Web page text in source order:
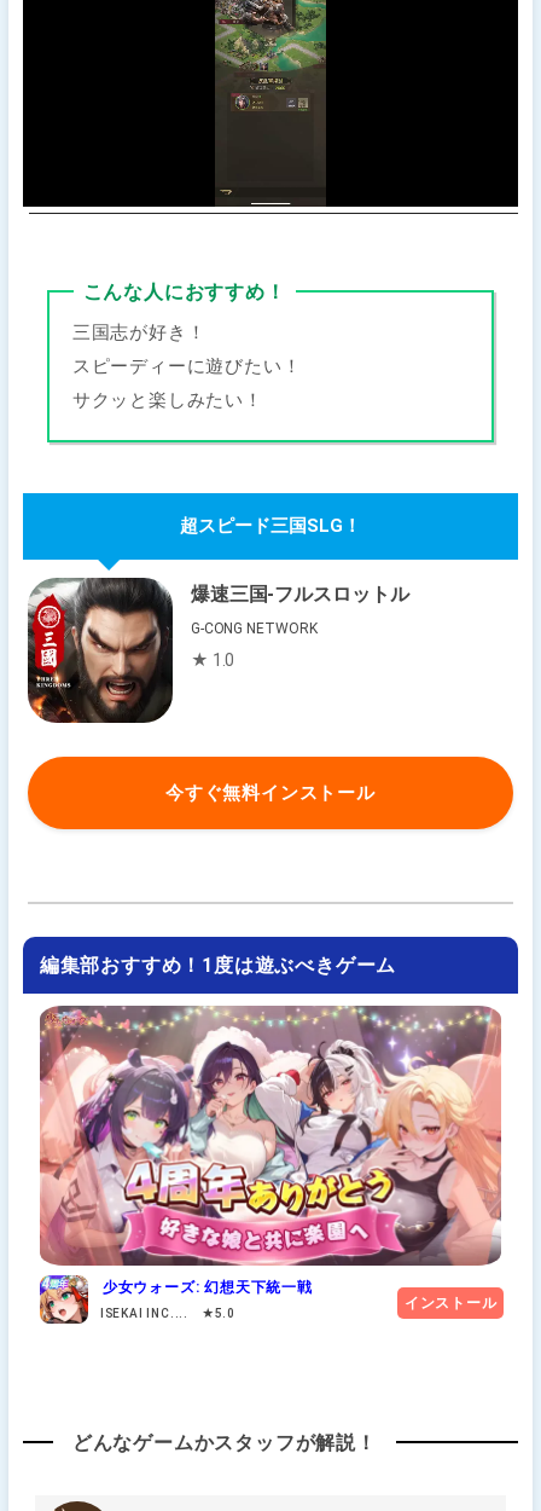
こんな人におすすめ！
三国志が好き！
スピーディーに遊びたい！
サクッと楽しみたい！
超スピード三国SLG！
爆速三国-フルスロットル
G-CONG NETWORK
★ 1.0
今すぐ無料インストール
編集部おすすめ！1度は遊ぶべきゲーム
少女ウォーズ: 幻想天下統一戦
ISEKAI INC.... ★5.0
インストール
どんなゲームかスタッフが解説！